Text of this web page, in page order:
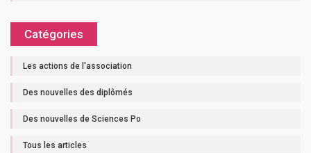
Catégories
Les actions de l'association
Des nouvelles des diplômés
Des nouvelles de Sciences Po
Tous les articles